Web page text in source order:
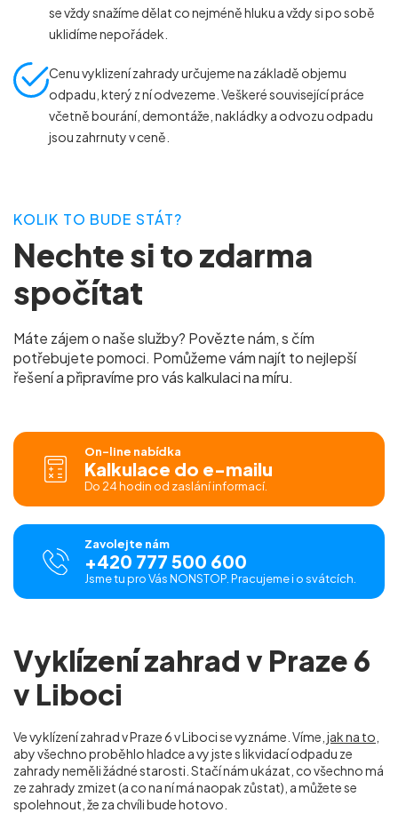
se vždy snažíme dělat co nejméně hluku a vždy si po sobě
uklidíme nepořádek.
Cenu vyklizení zahrady určujeme na základě objemu
odpadu, který z ní odvezeme. Veškeré související práce
včetně bourání, demontáže, nakládky a odvozu odpadu
jsou zahrnuty v ceně.
KOLIK TO BUDE STÁT?
Nechte si to zdarma
spočítat
Máte zájem o naše služby? Povězte nám, s čím
potřebujete pomoci. Pomůžeme vám najít to nejlepší
řešení a připravíme pro vás kalkulaci na míru.
On-line nabídka
Kalkulace do e-mailu
Do 24 hodin od zaslání informací.
Zavolejte nám
+420 777 500 600
Jsme tu pro Vás NONSTOP. Pracujeme i o svátcích.
Vyklízení zahrad v Praze 6
v Liboci
Ve vyklízení zahrad v Praze 6 v Libocise vyznáme. Víme, jak na to
aby všechno proběhlo hladce a vy jste s likvidací odpadu ze
zahrady neměli žádné starosti. Stačí nám ukázat, co všechno má
ze zahrady zmizet (a co na ní má naopak zůstat), a můžete se
spolehnout, že za chvíli bude hotovo.